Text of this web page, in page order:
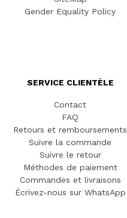
Gender Equality Policy
SERVICE CLIENTÈLE
Contact
FAQ
Retours et remboursements
Suivre la commande
Suivre le retour
Méthodes de paiement
Commandes et livraisons
Écrivez-nous sur WhatsApp